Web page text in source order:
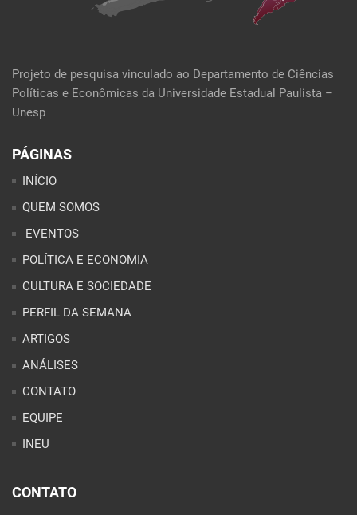
Projeto de pesquisa vinculado ao Departamento de Ciências
Políticas e Econômicas da Universidade Estadual Paulista –
Unesp
PÁGINAS
INÍCIO
QUEM SOMOS
EVENTOS
POLÍTICA E ECONOMIA
CULTURA E SOCIEDADE
PERFIL DA SEMANA
ARTIGOS
ANÁLISES
CONTATO
EQUIPE
INEU
CONTATO